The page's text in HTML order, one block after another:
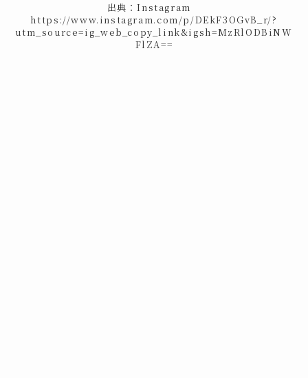
出典：Instagram
https://www.instagram.com/p/DEkF3OGvB_r/?
utm_source=ig_web_copy_link&igsh=MzRlODBiNW
FlZA==